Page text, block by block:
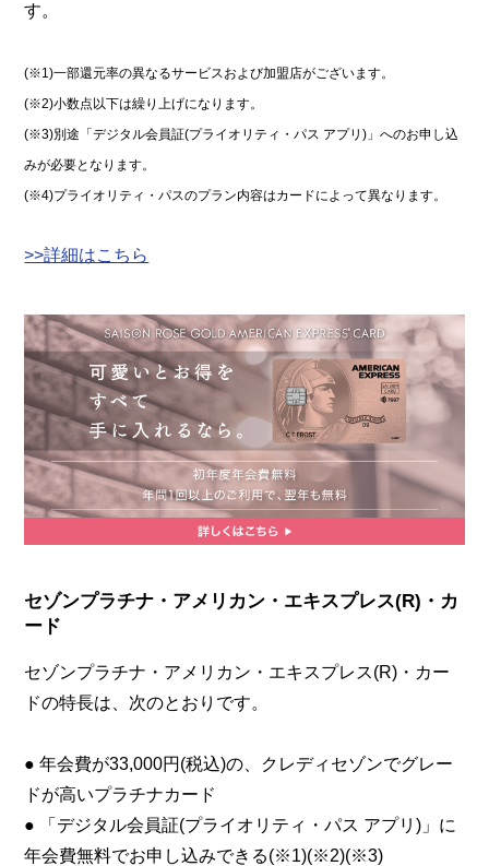
す。
(※1)一部還元率の異なるサービスおよび加盟店がございます。
(※2)小数点以下は繰り上げになります。
(※3)別途「デジタル会員証(プライオリティ・パス アプリ)」へのお申し込
みが必要となります。
(※4)プライオリティ・パスのプラン内容はカードによって異なります。
>>詳細はこちら
セゾンプラチナ・アメリカン・エキスプレス(R)・カ
ード
セゾンプラチナ・アメリカン・エキスプレス(R)・カー
ドの特長は、次のとおりです。
● 年会費が33,000円(税込)の、クレディセゾンでグレー
ドが高いプラチナカード
● 「デジタル会員証(プライオリティ・パス アプリ)」に
年会費無料でお申し込みできる(※1)(※2)(※3)